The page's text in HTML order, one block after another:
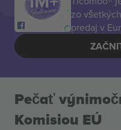
zo
predaj v
Pečať
Komisiou EÚ